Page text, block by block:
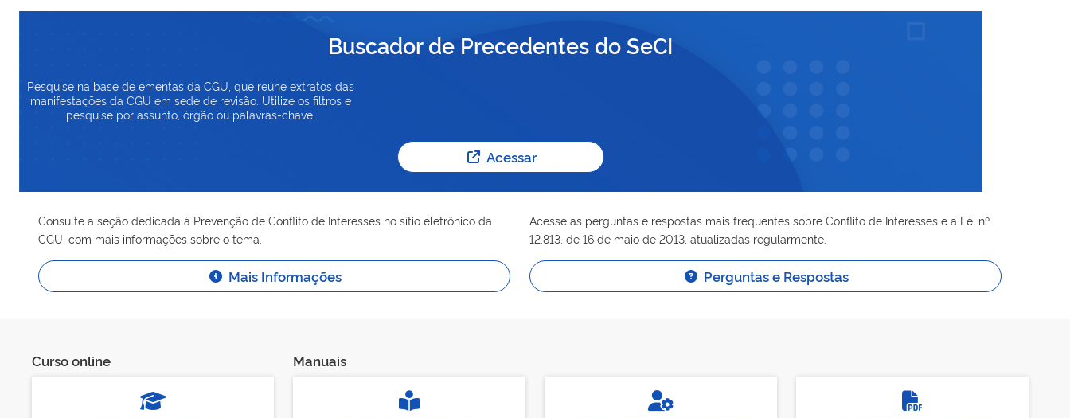
Buscador de Precedentes do SeCI
Pesquise na base de ementas da CGU, que reúne extratos das
manifestações da CGU em sede de revisão. Utilize os filtros e
pesquise por assunto, órgão ou palavras-chave.
Acessar
Consulte a seção dedicada à Prevenção de Conflito de Interesses no sítio eletrônico da
CGU, com mais informações sobre o tema.
Mais Informações
Acesse as perguntas e respostas mais frequentes sobre Conflito de Interesses e a Lei nº
12.813, de 16 de maio de 2013, atualizadas regularmente.
Perguntas e Respostas
Curso online Manuais